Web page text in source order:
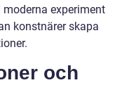
experiment
konstnärer skapa
och